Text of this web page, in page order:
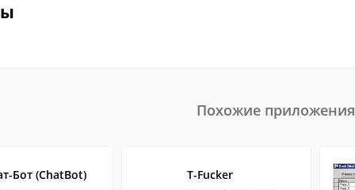
Похожие приложения
Бот (ChatBot) T-Fucker